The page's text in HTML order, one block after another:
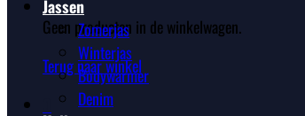
Geen producten in de winkelwagen.
Terug naar winkel
Jassen
Zomerjas
Winterjas
Bodywarmer
Denim